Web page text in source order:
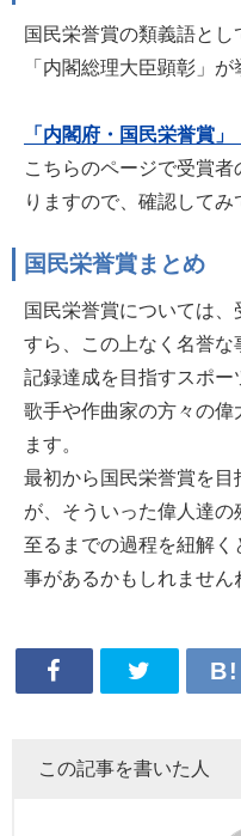
国民栄誉賞の類義語と
「内閣総理大臣顕彰」が
「内閣府・国民栄誉賞」
こちらのページで受賞
りますので、確認してみ
国民栄誉賞まとめ
国民栄誉賞については
すら、この上なく名誉な
記録達成を目指すスポ
歌手や作曲家の方々の偉
ます。
最初から国民栄誉賞を
が、そういった偉人達
至るまでの過程を紐解く
事があるかもしれません
この記事を書いた人